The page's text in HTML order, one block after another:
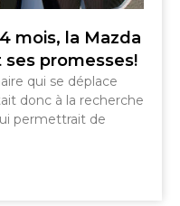
mois, la Mazda
ses promesses!
qui se déplace
donc à la recherche
permettrait de